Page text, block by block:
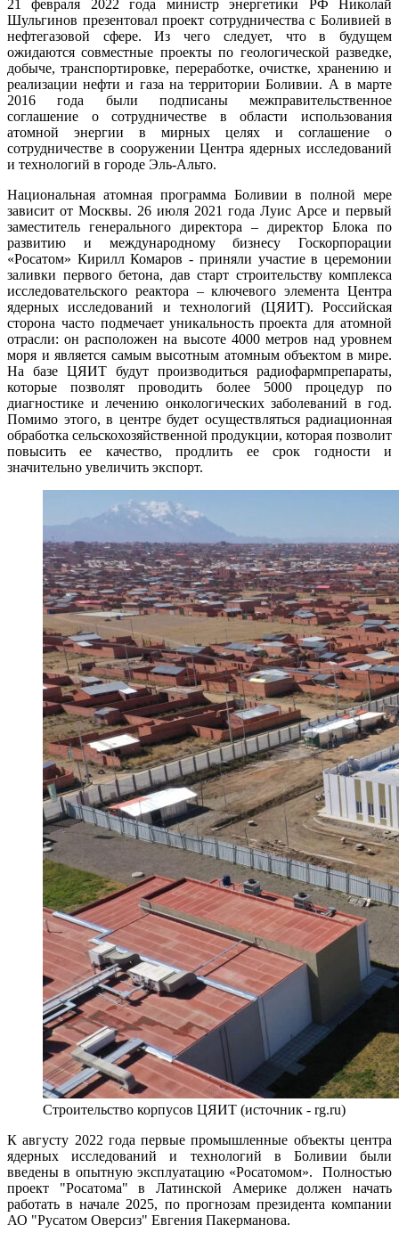
21 февраля 2022 года министр энергетики РФ Николай
Шульгинов презентовал проект сотрудничества с Боливией в
нефтегазовой сфере. Из чего следует, что в будущем
ожидаются совместные проекты по геологической разведке,
добыче, транспортировке, переработке, очистке, хранению и
реализации нефти и газа на территории Боливии. А в марте
2016 года были подписаны межправительственное
соглашение о сотрудничестве в области использования
атомной энергии в мирных целях и соглашение о
сотрудничестве в сооружении Центра ядерных исследований
и технологий в городе Эль-Альто.
Национальная атомная программа Боливии в полной мере
зависит от Москвы. 26 июля 2021 года Луис Арсе и первый
заместитель генерального директора – директор Блока по
развитию и международному бизнесу Госкорпорации
«Росатом» Кирилл Комаров - приняли участие в церемонии
заливки первого бетона, дав старт строительству комплекса
исследовательского реактора – ключевого элемента Центра
ядерных исследований и технологий (ЦЯИТ). Российская
сторона часто подмечает уникальность проекта для атомной
отрасли: он расположен на высоте 4000 метров над уровнем
моря и является самым высотным атомным объектом в мире.
На базе ЦЯИТ будут производиться радиофармпрепараты,
которые позволят проводить более 5000 процедур по
диагностике и лечению онкологических заболеваний в год.
Помимо этого, в центре будет осуществляться радиационная
обработка сельскохозяйственной продукции, которая позволит
повысить ее качество, продлить ее срок годности и
значительно увеличить экспорт.
Строительство корпусов ЦЯИТ (источник - rg.ru)
К августу 2022 года первые промышленные объекты центра
ядерных исследований и технологий в Боливии были
введены в опытную эксплуатацию «Росатомом». Полностью
проект "Росатома" в Латинской Америке должен начать
работать в начале 2025, по прогнозам президента компании
АО "Русатом Оверсиз" Евгения Пакерманова.